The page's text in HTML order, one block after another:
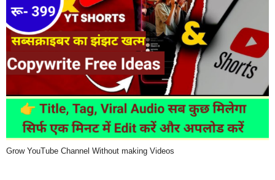
Grow YouTube Channel Without making Videos